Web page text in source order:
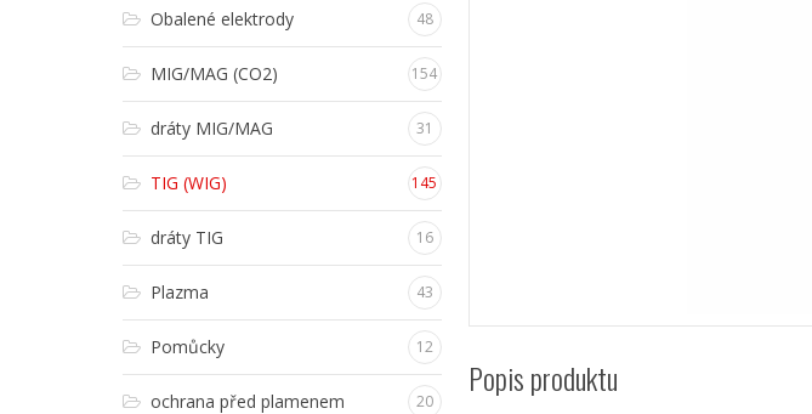
Obalené elektrody 48
MIG/MAG (CO2) 154
dráty MIG/MAG 31
TIG (WIG) 145
dráty TIG 16
Plazma 43
Pomůcky 12
ochrana před plamenem 20
Popis produktu